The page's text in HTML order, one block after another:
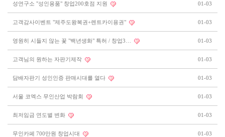
성연구소 "성인용품" 창업200호점 지원 01-03
고객감사이벤트 "제주도왕복권+렌트카이용권" 01-03
영원히 시들지 않는 꽃 "백년생화" 특허 / 창업3… 01-03
고객님의 원하는 자판기제작 01-03
담배자판기 성인인증 판매시대를 열다 01-03
서울 코엑스 무인산업 박람회 01-03
최저임금 연도별 변화 01-03
무인카페 700만원 창업시대 01-03